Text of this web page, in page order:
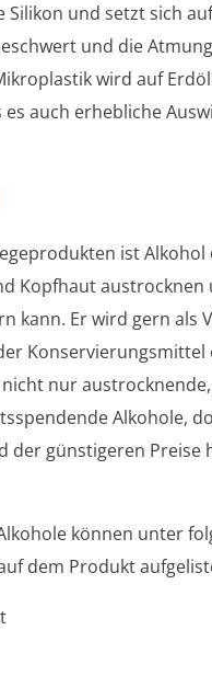
Silikon und setzt sich
und die
wird auf
auch erhebliche
ist Alkohol
Kopfhaut austrocknen
kann. Er wird gern als
Konservierungsmittel
nur
Alkohole,
der günstigeren Preise
können unter
dem Produkt